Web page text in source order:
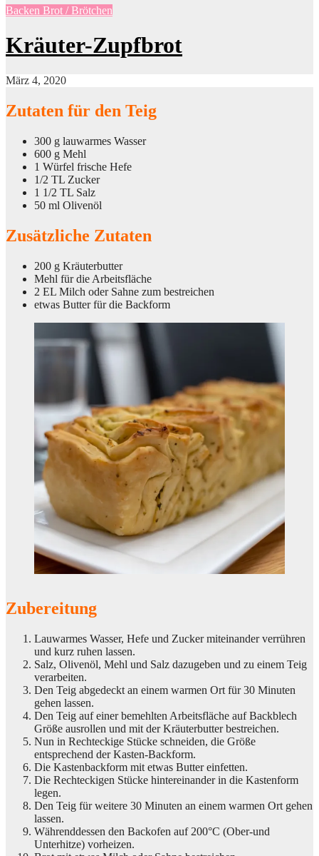
Backen Brot / Brötchen
Kräuter-Zupfbrot
März 4, 2020
Zutaten für den Teig
300 g lauwarmes Wasser
600 g Mehl
1 Würfel frische Hefe
1/2 TL Zucker
1 1/2 TL Salz
50 ml Olivenöl
Zusätzliche Zutaten
200 g Kräuterbutter
Mehl für die Arbeitsfläche
2 EL Milch oder Sahne zum bestreichen
etwas Butter für die Backform
Zubereitung
Lauwarmes Wasser, Hefe und Zucker miteinander verrühren
und kurz ruhen lassen.
Salz, Olivenöl, Mehl und Salz dazugeben und zu einem Teig
verarbeiten.
Den Teig abgedeckt an einem warmen Ort für 30 Minuten
gehen lassen.
Den Teig auf einer bemehlten Arbeitsfläche auf Backblech
Größe ausrollen und mit der Kräuterbutter bestreichen.
Nun in Rechteckige Stücke schneiden, die Größe
entsprechend der Kasten-Backform.
Die Kastenbackform mit etwas Butter einfetten.
Die Rechteckigen Stücke hintereinander in die Kastenform
legen.
Den Teig für weitere 30 Minuten an einem warmen Ort gehen
lassen.
Währenddessen den Backofen auf 200°C (Ober-und
Unterhitze) vorheizen.